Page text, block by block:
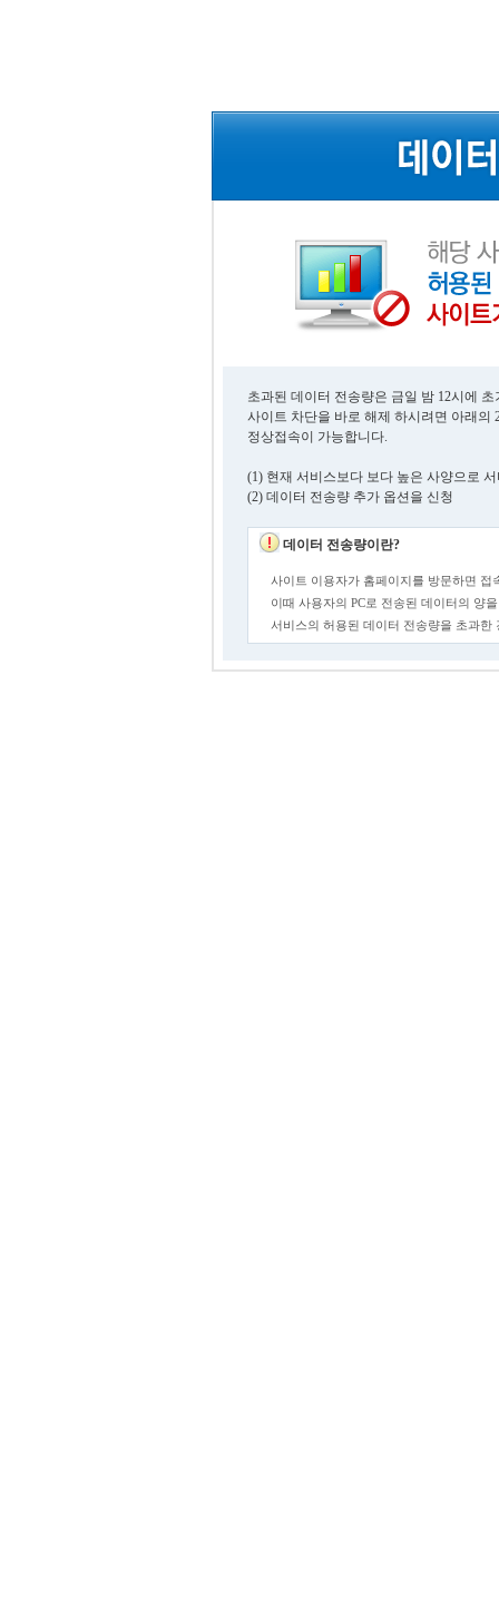
초과된 데이터 전송량은 금일 밤 12시에
사이트 차단을 바로 해제 하시려면 아래의
정상접속이 가능합니다.
(1) 현재 서비스보다 보다 높은 사양으로
(2) 데이터 전송량 추가 옵션을 신청
데이터 전송량이란?
사이트 이용자가 홈페이지를 방문하면 접
이때 사용자의 PC로 전송된 데이터의 양
서비스의 허용된 데이터 전송량을 초과